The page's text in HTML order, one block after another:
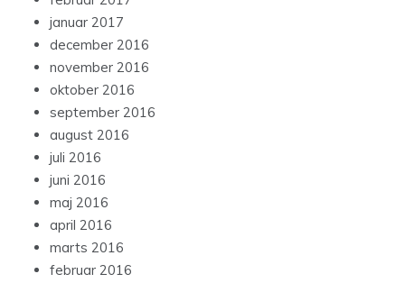
januar 2017
december 2016
november 2016
oktober 2016
september 2016
august 2016
juli 2016
juni 2016
maj 2016
april 2016
marts 2016
februar 2016